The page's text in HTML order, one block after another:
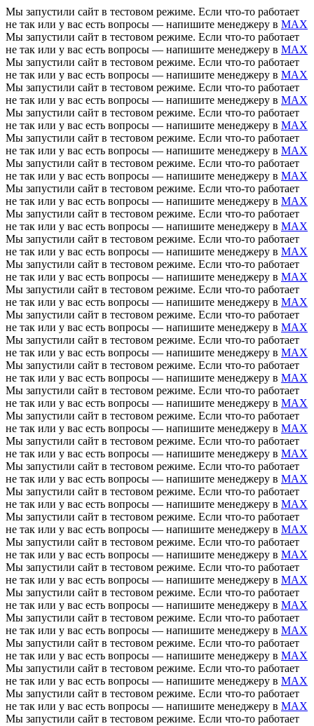
Мы запустили сайт в тестовом режиме. Если что-то работает
не так или у вас есть вопросы — напишите менеджеру в MAX
Мы запустили сайт в тестовом режиме. Если что-то работает
не так или у вас есть вопросы — напишите менеджеру в MAX
Мы запустили сайт в тестовом режиме. Если что-то работает
не так или у вас есть вопросы — напишите менеджеру в MAX
Мы запустили сайт в тестовом режиме. Если что-то работает
не так или у вас есть вопросы — напишите менеджеру в MAX
Мы запустили сайт в тестовом режиме. Если что-то работает
не так или у вас есть вопросы — напишите менеджеру в MAX
Мы запустили сайт в тестовом режиме. Если что-то работает
не так или у вас есть вопросы — напишите менеджеру в MAX
Мы запустили сайт в тестовом режиме. Если что-то работает
не так или у вас есть вопросы — напишите менеджеру в MAX
Мы запустили сайт в тестовом режиме. Если что-то работает
не так или у вас есть вопросы — напишите менеджеру в MAX
Мы запустили сайт в тестовом режиме. Если что-то работает
не так или у вас есть вопросы — напишите менеджеру в MAX
Мы запустили сайт в тестовом режиме. Если что-то работает
не так или у вас есть вопросы — напишите менеджеру в MAX
Мы запустили сайт в тестовом режиме. Если что-то работает
не так или у вас есть вопросы — напишите менеджеру в MAX
Мы запустили сайт в тестовом режиме. Если что-то работает
не так или у вас есть вопросы — напишите менеджеру в MAX
Мы запустили сайт в тестовом режиме. Если что-то работает
не так или у вас есть вопросы — напишите менеджеру в MAX
Мы запустили сайт в тестовом режиме. Если что-то работает
не так или у вас есть вопросы — напишите менеджеру в MAX
Мы запустили сайт в тестовом режиме. Если что-то работает
не так или у вас есть вопросы — напишите менеджеру в MAX
Мы запустили сайт в тестовом режиме. Если что-то работает
не так или у вас есть вопросы — напишите менеджеру в MAX
Мы запустили сайт в тестовом режиме. Если что-то работает
не так или у вас есть вопросы — напишите менеджеру в MAX
Мы запустили сайт в тестовом режиме. Если что-то работает
не так или у вас есть вопросы — напишите менеджеру в MAX
Мы запустили сайт в тестовом режиме. Если что-то работает
не так или у вас есть вопросы — напишите менеджеру в MAX
Мы запустили сайт в тестовом режиме. Если что-то работает
не так или у вас есть вопросы — напишите менеджеру в MAX
Мы запустили сайт в тестовом режиме. Если что-то работает
не так или у вас есть вопросы — напишите менеджеру в MAX
Мы запустили сайт в тестовом режиме. Если что-то работает
не так или у вас есть вопросы — напишите менеджеру в MAX
Мы запустили сайт в тестовом режиме. Если что-то работает
не так или у вас есть вопросы — напишите менеджеру в MAX
Мы запустили сайт в тестовом режиме. Если что-то работает
не так или у вас есть вопросы — напишите менеджеру в MAX
Мы запустили сайт в тестовом режиме. Если что-то работает
не так или у вас есть вопросы — напишите менеджеру в MAX
Мы запустили сайт в тестовом режиме. Если что-то работает
не так или у вас есть вопросы — напишите менеджеру в MAX
Мы запустили сайт в тестовом режиме. Если что-то работает
не так или у вас есть вопросы — напишите менеджеру в MAX
Мы запустили сайт в тестовом режиме. Если что-то работает
не так или у вас есть вопросы — напишите менеджеру в MAX
Мы запустили сайт в тестовом режиме. Если что-то работает